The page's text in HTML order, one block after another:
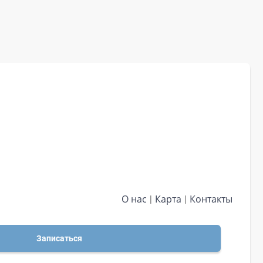
О нас Карта Контакты
Записаться